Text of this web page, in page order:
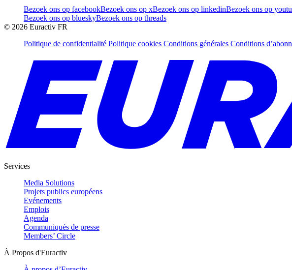
Bezoek ons op facebookBezoek ons op xBezoek ons op linkedinBezoek ons op
Bezoek ons op blueskyBezoek ons op threads
© 2026 Euractiv FR
Politique de confidentialité Politique cookies Conditions générales Conditions
Services
Media Solutions
Projets publics européens
Evénements
Emplois
Agenda
Communiqués de presse
Members’ Circle
À Propos d'Euractiv